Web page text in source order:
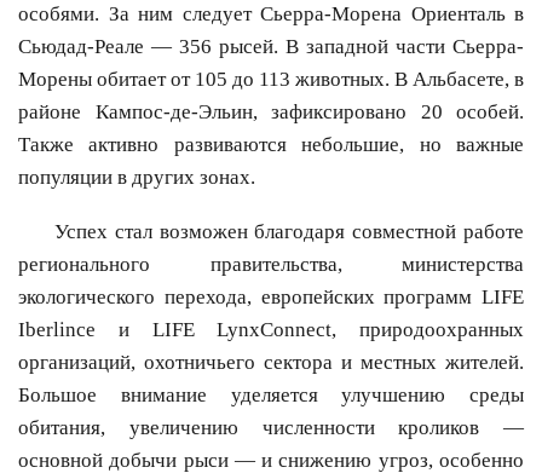
особями. За ним следует Сьерра-Морена Ориенталь в
Сьюдад-Реале — 356 рысей. В западной части Сьерра-
Морены обитает от 105 до 113 животных. В Альбасете, в
районе Кампос-де-Эльин, зафиксировано 20 особей.
Также активно развиваются небольшие, но важные
популяции в других зонах.
Успех стал возможен благодаря совместной работе
регионального правительства, министерства
экологического перехода, европейских программ LIFE
Iberlince и LIFE LynxConnect, природоохранных
организаций, охотничьего сектора и местных жителей.
Большое внимание уделяется улучшению среды
обитания, увеличению численности кроликов —
основной добычи рыси — и снижению угроз, особенно